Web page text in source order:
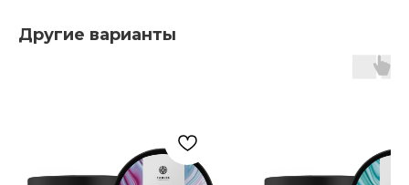
Другие варианты